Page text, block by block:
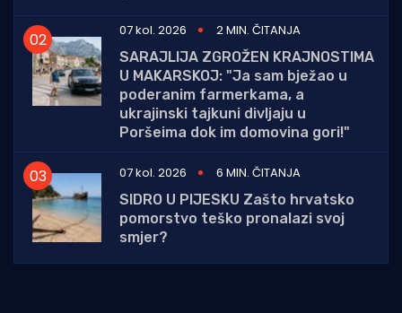
07 kol. 2026
2 MIN. ČITANJA
SARAJLIJA ZGROŽEN KRAJNOSTIMA
U MAKARSKOJ: "Ja sam bježao u
poderanim farmerkama, a
ukrajinski tajkuni divljaju u
Poršeima dok im domovina gori!"
07 kol. 2026
6 MIN. ČITANJA
SIDRO U PIJESKU Zašto hrvatsko
pomorstvo teško pronalazi svoj
smjer?